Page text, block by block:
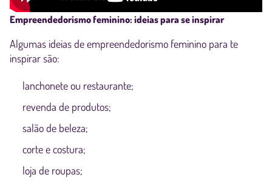
Empreendedorismo feminino: ideias para se inspirar
Algumas ideias de empreendedorismo feminino para te
inspirar são:
lanchonete ou restaurante;
revenda de produtos;
salão de beleza;
corte e costura;
loja de roupas;